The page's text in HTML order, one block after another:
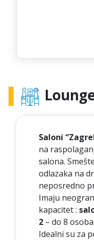
Saloni
na
salona.
odlazaka na
neposredno
Imaju
kapacitet :
2 – do 8
Idealni su za